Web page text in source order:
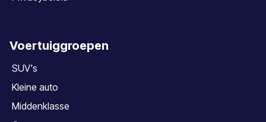
Voertuiggroepen
SUV's
Kleine auto
Middenklasse